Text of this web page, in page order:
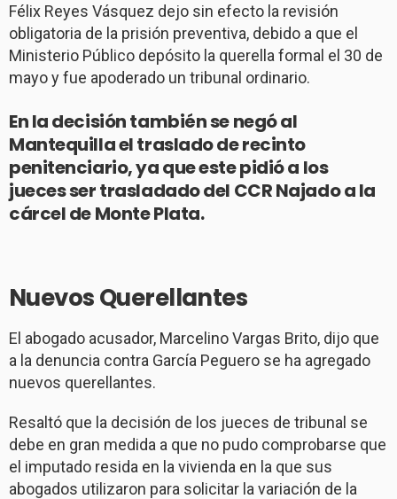
Félix Reyes Vásquez dejo sin efecto la revisión
obligatoria de la prisión preventiva, debido a que el
Ministerio Público depósito la querella formal el 30 de
mayo y fue apoderado un tribunal ordinario.
En la decisión también se negó al
Mantequilla el traslado de recinto
penitenciario, ya que este pidió a los
jueces ser trasladado del CCR Najado a la
cárcel de Monte Plata.
Nuevos Querellantes
El abogado acusador, Marcelino Vargas Brito, dijo que
a la denuncia contra García Peguero se ha agregado
nuevos querellantes.
Resaltó que la decisión de los jueces de tribunal se
debe en gran medida a que no pudo comprobarse que
el imputado resida en la vivienda en la que sus
abogados utilizaron para solicitar la variación de la